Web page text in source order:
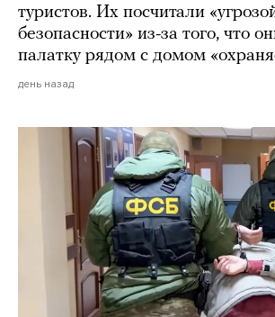
туристов. Их посчитали
безопасности» из-за того, что
палатку рядом с домом
день назад